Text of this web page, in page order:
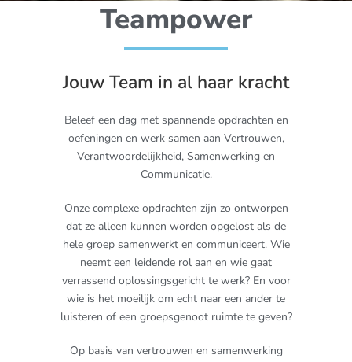
Teampower
Jouw Team in al haar kracht
Beleef een dag met spannende opdrachten en
oefeningen en werk samen aan Vertrouwen,
Verantwoordelijkheid, Samenwerking en
Communicatie.
Onze complexe opdrachten zijn zo ontworpen
dat ze alleen kunnen worden opgelost als de
hele groep samenwerkt en communiceert. Wie
neemt een leidende rol aan en wie gaat
verrassend oplossingsgericht te werk? En voor
wie is het moeilijk om echt naar een ander te
luisteren of een groepsgenoot ruimte te geven?
Op basis van vertrouwen en samenwerking